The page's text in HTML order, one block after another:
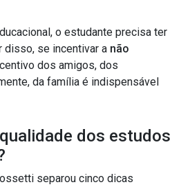
o estudante precisa ter
disso, se incentivar a não
dos amigos, dos
da família é indispensável
dos estudos
separou cinco dicas